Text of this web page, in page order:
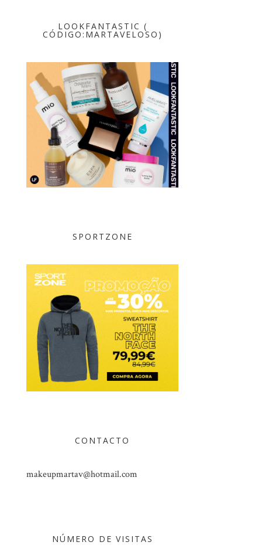
LOOKFANTASTIC (
CÓDIGO:MARTAVELOSO)
SPORTZONE
CONTACTO
makeupmartav@hotmail.com
NÚMERO DE VISITAS